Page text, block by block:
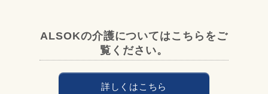
ALSOKの介護についてはこちらをご
覧ください。
詳しくはこちら